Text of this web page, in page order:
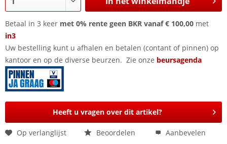
Betaal in 3 keer met 0% rente geen BKR vanaf € 100,00 met
in3
Uw bestelling kunt u afhalen en betalen (contant of pinnen) op
kantoor en op de diverse beurzen. Zie onze beursagenda
Heeft u vragen over dit artikel?
Op verlanglijst Beoordelen Aanbevelen